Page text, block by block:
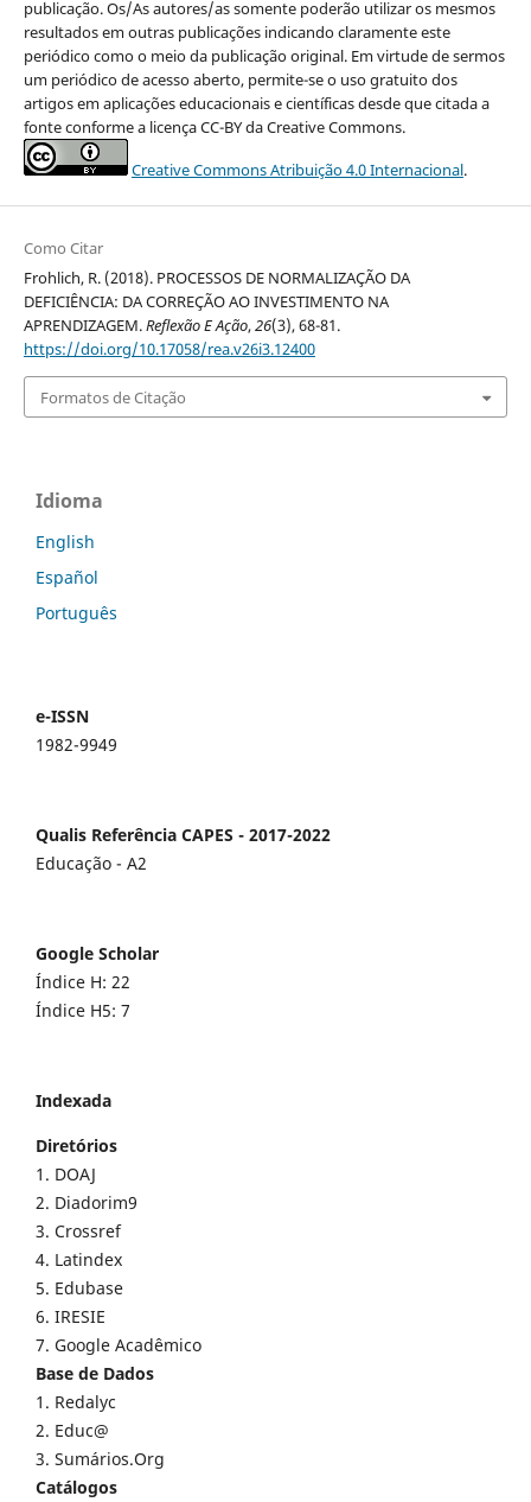
publicação. Os/As autores/as somente poderão utilizar os mesmos
resultados em outras publicações indicando claramente este
periódico como o meio da publicação original. Em virtude de sermos
um periódico de acesso aberto, permite-se o uso gratuito dos
artigos em aplicações educacionais e científicas desde que citada a
fonte conforme a licença CC-BY da Creative Commons.
Creative Commons Atribuição 4.0 Internacional.
Como Citar
Frohlich, R. (2018). PROCESSOS DE NORMALIZAÇÃO DA
DEFICIÊNCIA: DA CORREÇÃO AO INVESTIMENTO NA
APRENDIZAGEM.Reflexão E Ação,26(3), 68-81.
https://doi.org/10.17058/rea.v26i3.12400
Formatos de Citação
Idioma
English
Español
Português
e-ISSN
1982-9949
Qualis Referência CAPES - 2017-2022
Educação - A2
Google Scholar
Índice H: 22
Índice H5: 7
Indexada
Diretórios
1. DOAJ
2. Diadorim9
3. Crossref
4. Latindex
5. Edubase
6. IRESIE
7. Google Acadêmico
Base de Dados
1. Redalyc
2. Educ@
3. Sumários.Org
Catálogos